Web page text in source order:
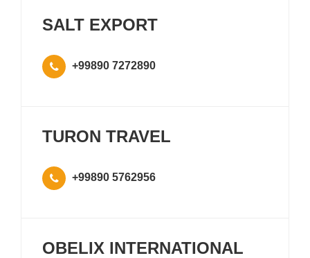
SALT EXPORT
+99890 7272890
TURON TRAVEL
+99890 5762956
OBELIX INTERNATIONAL